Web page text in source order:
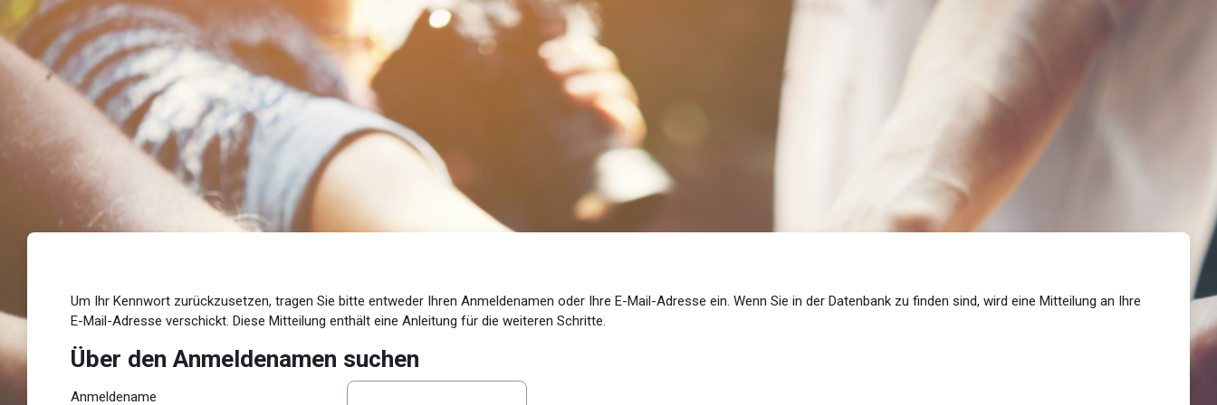
Zum Hauptinhalt
Um Ihr Kennwort zurückzusetzen, tragen Sie bitte entweder Ihren Anmeldenamen oder Ihre E-Mail-Adresse ein. Wenn Sie in der Datenbank zu finden sind, wird eine Mitteilung an Ihre
E-Mail-Adresse verschickt. Diese Mitteilung enthält eine Anleitung für die weiteren Schritte.
Über den Anmeldenamen suchen
Über den Anmeldenamen suchen
Anmeldename